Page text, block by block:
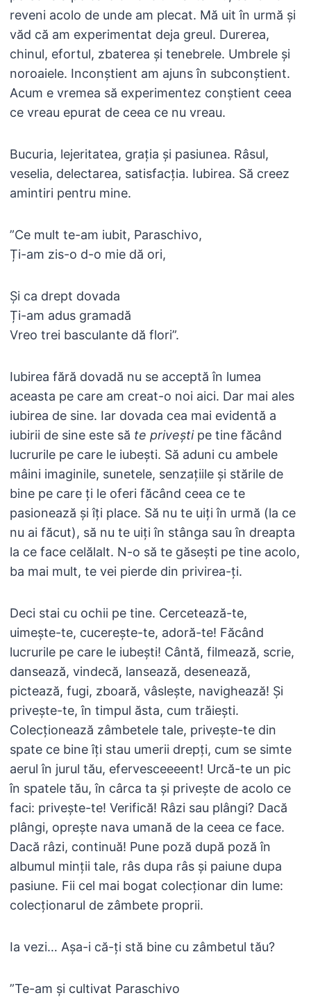
reveni acolo de unde am plecat. Mă uit în urmă și
văd că am experimentat deja greul. Durerea,
chinul, efortul, zbaterea și tenebrele. Umbrele și
noroaiele. Inconștient am ajuns în subconștient.
Acum e vremea să experimentez conștient ceea
ce vreau epurat de ceea ce nu vreau.
Bucuria, lejeritatea, grația și pasiunea. Râsul,
veselia, delectarea, satisfacția. Iubirea. Să creez
amintiri pentru mine.
”Ce mult te-am iubit, Paraschivo,
Ți-am zis-o d-o mie dă ori,
Și ca drept dovada
Ți-am adus gramadă
Vreo trei basculante dă flori”.
Iubirea fără dovadă nu se acceptă în lumea
aceasta pe care am creat-o noi aici. Dar mai ales
iubirea de sine. Iar dovada cea mai evidentă a
iubirii de sine este să te priveștipe tine făcând
lucrurile pe care le iubești. Să aduni cu ambele
mâini imaginile, sunetele, senzațiile și stările de
bine pe care ți le oferi făcând ceea ce te
pasionează și îți place. Să nu te uiți în urmă (la ce
nu ai făcut), să nu te uiți în stânga sau în dreapta
la ce face celălalt. N-o să te găsești pe tine acolo,
ba mai mult, te vei pierde din privirea-ți.
Deci stai cu ochii pe tine. Cercetează-te,
uimește-te, cucerește-te, adoră-te! Făcând
lucrurile pe care le iubești! Cântă, filmează, scrie,
dansează, vindecă, lansează, desenează,
pictează, fugi, zboară, vâslește, navighează! Și
privește-te, în timpul ăsta, cum trăiești.
Colecționează zâmbetele tale, privește-te din
spate ce bine îți stau umerii drepți, cum se simte
aerul în jurul tău, efervesceeeent! Urcă-te un pic
în spatele tău, în cârca ta și privește de acolo ce
faci: privește-te! Verifică! Râzi sau plângi? Dacă
plângi, oprește nava umană de la ceea ce face.
Dacă râzi, continuă! Pune poză după poză în
albumul minții tale, râs dupa râs și paiune dupa
pasiune. Fii cel mai bogat colecționar din lume:
colecționarul de zâmbete proprii.
Ia vezi… Așa-i că-ți stă bine cu zâmbetul tău?
”Te-am și cultivat Paraschivo